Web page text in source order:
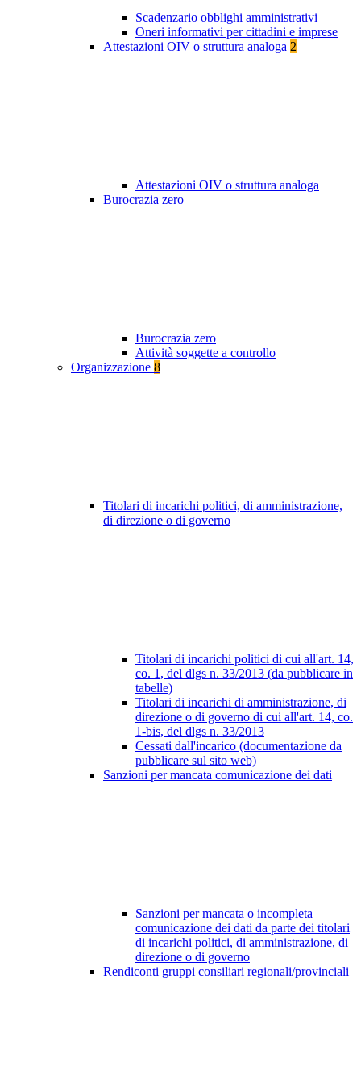
Scadenzario obblighi amministrativi
Oneri informativi per cittadini e imprese
Attestazioni OIV o struttura analoga 2
Attestazioni OIV o struttura analoga
Burocrazia zero
Burocrazia zero
Attività soggette a controllo
Organizzazione 8
Titolari di incarichi politici, di amministrazione,
di direzione o di governo
Titolari di incarichi politici di cui all'art. 14,
co. 1, del dlgs n. 33/2013 (da pubblicare in
tabelle)
Titolari di incarichi di amministrazione, di
direzione o di governo di cui all'art. 14, co.
1-bis, del dlgs n. 33/2013
Cessati dall'incarico (documentazione da
pubblicare sul sito web)
Sanzioni per mancata comunicazione dei dati
Sanzioni per mancata o incompleta
comunicazione dei dati da parte dei titolari
di incarichi politici, di amministrazione, di
direzione o di governo
Rendiconti gruppi consiliari regionali/provinciali